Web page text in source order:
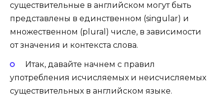
существительные в английском могут быть
представлены в единственном (singular) и
множественном (plural) числе, в зависимости
от значения и контекста слова.
Итак, давайте начнем с правил
употребления исчисляемых и неисчисляемых
существительных в английском языке.